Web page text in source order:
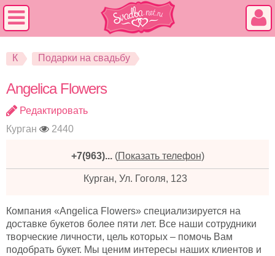
К Подарки на свадьбу
Angelica Flowers
Редактировать
Курган
2440
+7(963)... (Показать телефон)
Курган, Ул. Гоголя, 123
Компания «Angelica Flowers» специализируется на
доставке букетов более пяти лет. Все наши сотрудники
творческие личности, цель которых – помочь Вам
подобрать букет. Мы ценим интересы наших клиентов и